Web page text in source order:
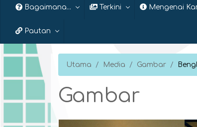
Bagaimana... Terkini Mengenai
Pautan
Utama Media Gambar
Gambar